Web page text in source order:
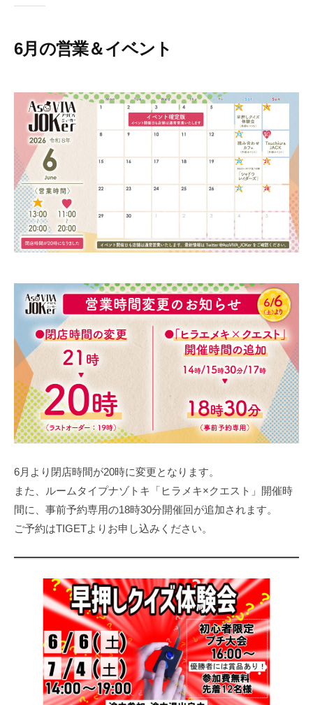
6月の営業＆イベント
0
6
月
5
日
y
v
i
v
a
j
o
6月より閉店時間が20時に変更となります。
また、ルームタイプナゾトキ「ヒラメキ×クエスト」開催時
間に、事前予約専用の18時30分開催回が追加されます。
ご予約はTIGETよりお申し込みください。